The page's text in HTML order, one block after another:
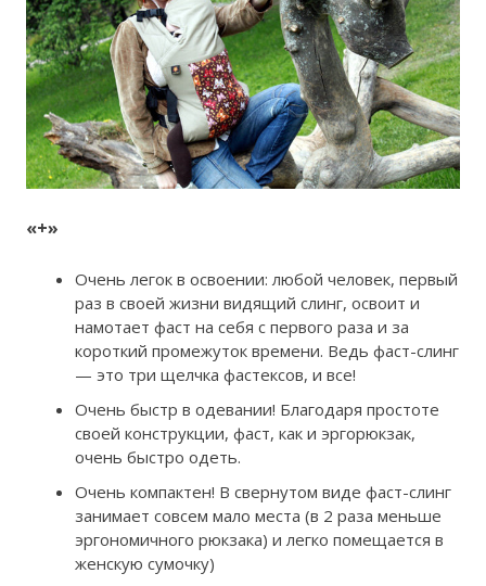
«+»
Очень легок в освоении: любой человек, первый
раз в своей жизни видящий слинг, освоит и
намотает фаст на себя с первого раза и за
короткий промежуток времени. Ведь фаст-слинг
— это три щелчка фастексов, и все!
Очень быстр в одевании! Благодаря простоте
своей конструкции, фаст, как и эргорюкзак,
очень быстро одеть.
Очень компактен! В свернутом виде фаст-слинг
занимает совсем мало места (в 2 раза меньше
эргономичного рюкзака) и легко помещается в
женскую сумочку)